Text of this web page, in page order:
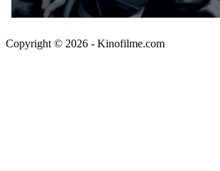
Copyright © 2026 - Kinofilme.com